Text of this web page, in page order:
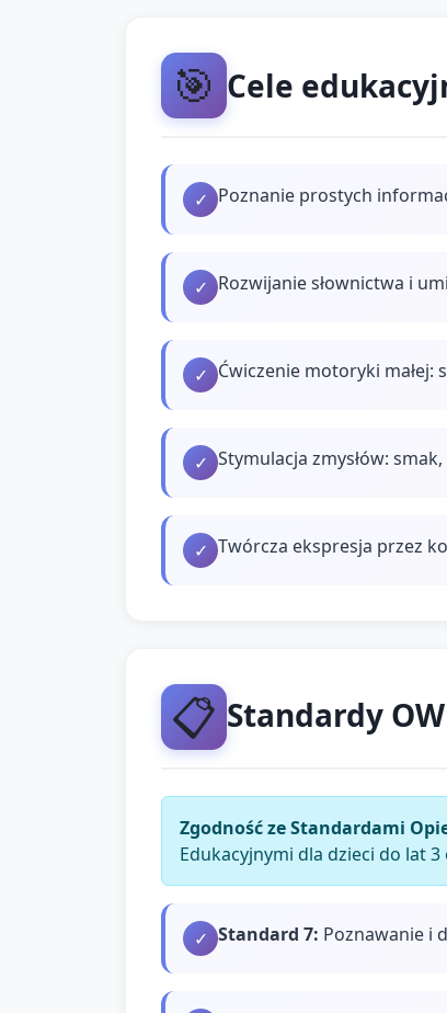
🎯 Cele
✓ Poznanie prostych
✓ Rozwijanie słownictwa i
✓ Ćwiczenie motoryki małej:
✓ Stymulacja zmysłów:
✓ Twórcza ekspresja przez
📋 Standardy
Zgodność ze Standardami
Edukacyjnymi dla dzieci do lat
✓ Standard 7: Poznawanie i